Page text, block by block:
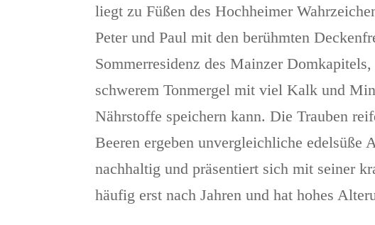
liegt zu Füßen des Hochheimer
Peter und Paul mit den berühmten
Sommerresidenz des Mainzer
schwerem Tonmergel mit viel Kalk und
Nährstoffe speichern kann. Die Trauben
Beeren ergeben unvergleichliche edelsüße
nachhaltig und präsentiert sich mit seiner
häufig erst nach Jahren und hat hohes